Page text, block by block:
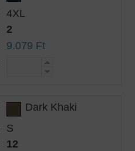
4XL
2
9.079 Ft
Dark Khaki
S
12